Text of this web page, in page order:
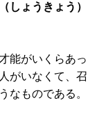
しょうきょう）
能がいくらあっ
がいなくて、召
なものである。